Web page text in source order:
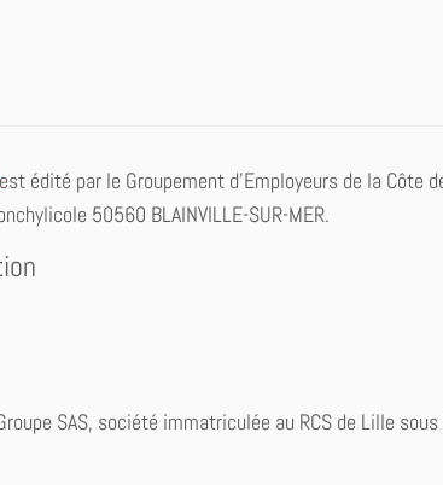
édité par le Groupement d’Employeurs de la Côte
50560 BLAINVILLE-SUR-MER.
SAS, société immatriculée au RCS de Lille